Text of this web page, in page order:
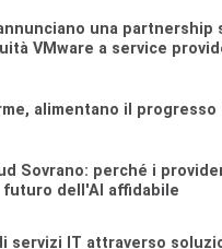
una partnership
VMware a service
alimentano il progresso
Sovrano: perché i
dell'AI affidabile
servizi IT attraverso